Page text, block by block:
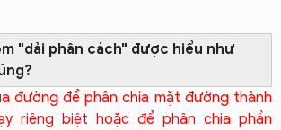
"dải phân cách" được hiểu như
đường để phân chia mặt đường thành
riêng biệt hoặc để phân chia phần